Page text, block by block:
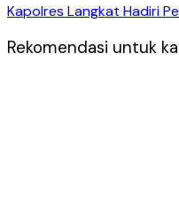
Kapolres Langkat Hadiri
Rekomendasi untuk